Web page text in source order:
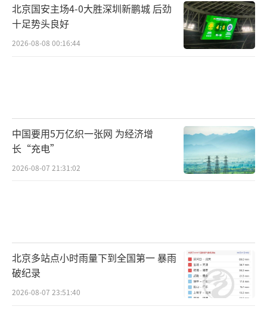
北京国安主场4-0大胜深圳新鹏城 后劲
十足势头良好
2026-08-08 00:16:44
中国要用5万亿织一张网 为经济增
长“充电”
2026-08-07 21:31:02
北京多站点小时雨量下到全国第一 暴雨
破纪录
2026-08-07 23:51:40